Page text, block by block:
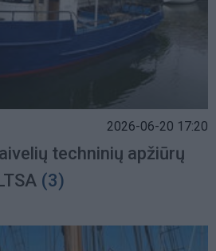
2026-06-20 17:20
techninių apžiūrų
(3)